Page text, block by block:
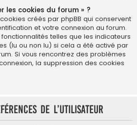
les cookies du forum » ?
créés par phpBB qui conservent
et votre connexion au forum.
telles que les indicateurs
(lu ou non lu) si cela a été activé par
Si vous rencontrez des problèmes
la suppression des cookies
de l’utilisateur